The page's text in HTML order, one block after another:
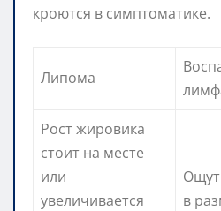
кроются в симптоматике.
Липома
Рост жировика
стоит на месте
или
увеличивается
в